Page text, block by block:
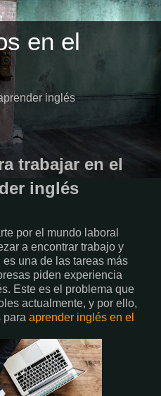
en el
inglés
trabajar en el
inglés
por el mundo laboral
a encontrar trabajo y
una de las tareas más
piden experiencia
Este es el problema que
actualmente, y por ello,
para aprender inglés en el